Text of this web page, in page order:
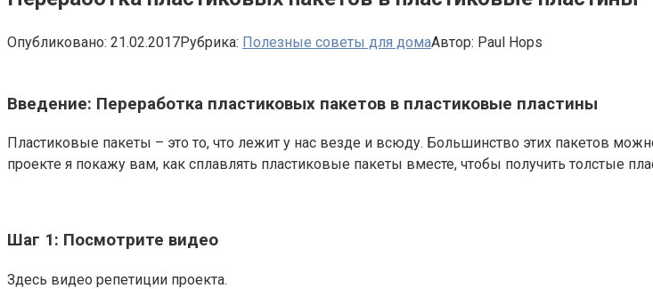
Опубликовано: 21.02.2017Рубрика: Полезные советы для домаАвтор: Paul Hops
Введение: Переработка пластиковых пакетов в пластиковые пластины
Пластиковые пакеты – это то, что лежит у нас везде и всюду. Большинство этих пакетов
проектe я покажу вам, как сплавлять пластиковые пакеты вместе, чтобы получить толстые
Шаг 1: Посмотрите видео
Здесь видео репетиции проекта.